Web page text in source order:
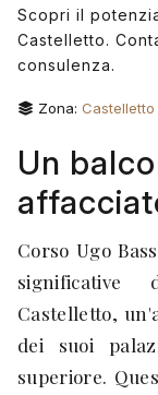
Scopri il
Castelletto.
consulenza.
Zona: Castelletto
Un
Corso Ugo
significative
Castelletto,
dei suoi
superiore.